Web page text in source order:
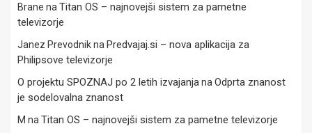
Brane na Titan OS – najnovejši sistem za pametne
televizorje
Janez Prevodnikna Predvajaj.si – nova aplikacija za
Philipsove televizorje
O projektu SPOZNAJ po 2 letih izvajanjana Odprta znanost
je sodelovalna znanost
M na Titan OS – najnovejši sistem za pametne televizorje